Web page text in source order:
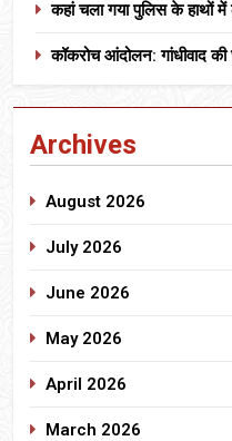
कहां चला गया पुलिस के हाथों में
कॉकरोच आंदोलन: गांधीवाद की
Archives
August 2026
July 2026
June 2026
May 2026
April 2026
March 2026